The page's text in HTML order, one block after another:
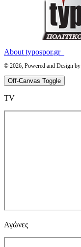
About typospor.gr
© 2026, Powered and Design by
Off-Canvas Toggle
ΤV
Αγώνες